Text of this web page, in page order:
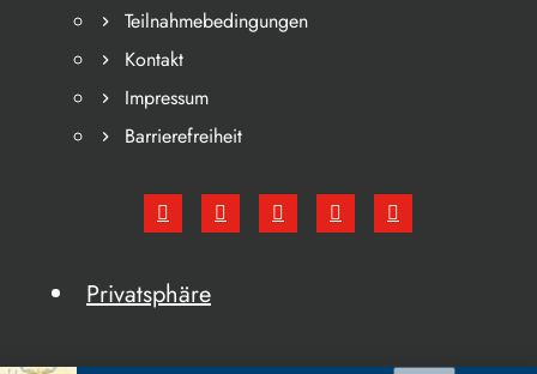
Teilnahmebedingungen
Kontakt
Impressum
Barrierefreiheit
Privatsphäre